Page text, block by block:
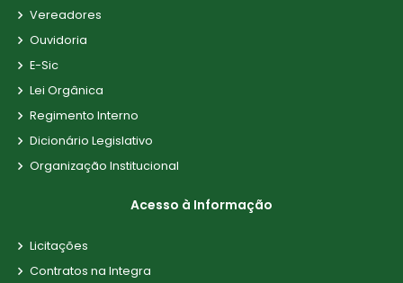
Vereadores
Ouvidoria
E-Sic
Lei Orgânica
Regimento Interno
Dicionário Legislativo
Organização Institucional
Acesso à Informação
Licitações
Contratos na Integra